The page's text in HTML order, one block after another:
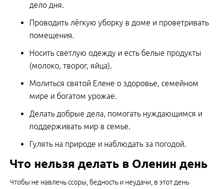
дело дня.
Проводить лёгкую уборку в доме и проветривать
помещения.
Носить светлую одежду и есть белые продукты
(молоко, творог, яйца).
Молиться святой Елене о здоровье, семейном
мире и богатом урожае.
Делать добрые дела, помогать нуждающимся и
поддерживать мир в семье.
Гулять на природе и наблюдать за погодой.
Что нельзя делать в Оленин день
Чтобы не навлечь ссоры, бедность и неудачи, в этот день